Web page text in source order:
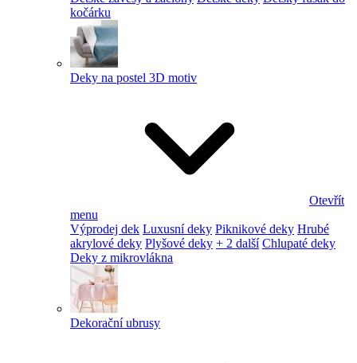
kočárku
Deky na postel 3D motiv
Otevřít
menu
Výprodej dek Luxusní deky Piknikové deky Hrubé
akrylové deky Plyšové deky + 2 další Chlupaté deky
Deky z mikrovlákna
Dekorační ubrusy